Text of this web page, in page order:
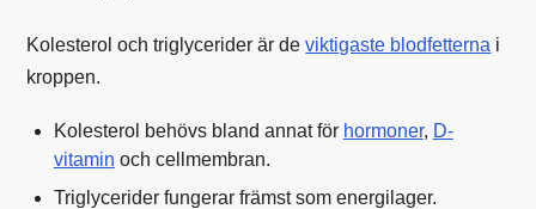
Kolesterol och triglycerider är deviktigaste blodfetterna i
kroppen.
Kolesterol behövs bland annat för hormoner, D-
vitamin och cellmembran.
Triglycerider fungerar främst som energilager.